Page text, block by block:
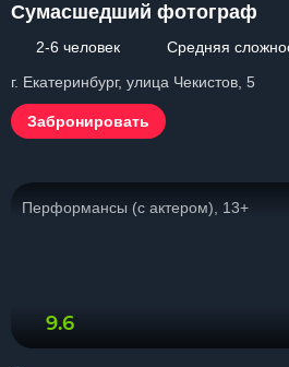
Сумасшедший фотограф
2-6 человек
Средняя
г. Екатеринбург, улица Чекистов, 5
Забронировать
Перформансы (с актером), 13+
9.6